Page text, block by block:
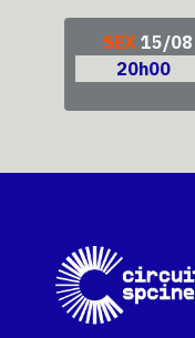
SEX 15/08
20h00